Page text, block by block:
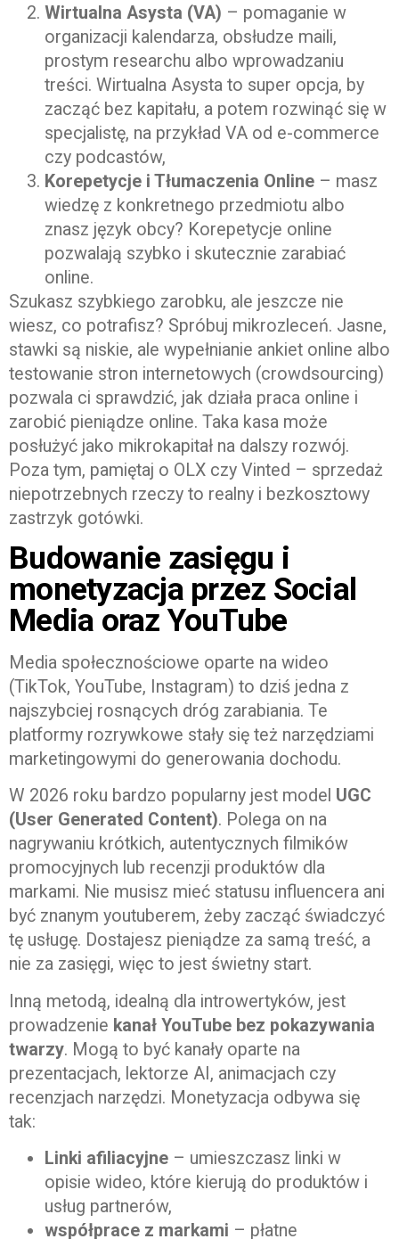
Wirtualna Asysta (VA) – pomaganie w
organizacji kalendarza, obsłudze maili,
prostym researchu albo wprowadzaniu
treści. Wirtualna Asysta to super opcja, by
zacząć bez kapitału, a potem rozwinąć się w
specjalistę, na przykład VA od e-commerce
czy podcastów,
Korepetycje i Tłumaczenia Online – masz
wiedzę z konkretnego przedmiotu albo
znasz język obcy? Korepetycje online
pozwalają szybko i skutecznie zarabiać
online.
Szukasz szybkiego zarobku, ale jeszcze nie
wiesz, co potrafisz? Spróbuj mikrozleceń. Jasne,
stawki są niskie, ale wypełnianie ankiet online albo
testowanie stron internetowych (crowdsourcing)
pozwala ci sprawdzić, jak działa praca online i
zarobić pieniądze online. Taka kasa może
posłużyć jako mikrokapitał na dalszy rozwój.
Poza tym, pamiętaj o OLX czy Vinted – sprzedaż
niepotrzebnych rzeczy to realny i bezkosztowy
zastrzyk gotówki.
Budowanie zasięgu i
monetyzacja przez Social
Media oraz YouTube
Media społecznościowe oparte na wideo
(TikTok, YouTube, Instagram) to dziś jedna z
najszybciej rosnących dróg zarabiania. Te
platformy rozrywkowe stały się też narzędziami
marketingowymi do generowania dochodu.
W 2026 roku bardzo popularny jest model UGC
(User Generated Content). Polega on na
nagrywaniu krótkich, autentycznych filmików
promocyjnych lub recenzji produktów dla
markami. Nie musisz mieć statusu influencera ani
być znanym youtuberem, żeby zacząć świadczyć
tę usługę. Dostajesz pieniądze za samą treść, a
nie za zasięgi, więc to jest świetny start.
Inną metodą, idealną dla introwertyków, jest
prowadzenie kanał YouTube bez pokazywania
twarzy. Mogą to być kanały oparte na
prezentacjach, lektorze AI, animacjach czy
recenzjach narzędzi. Monetyzacja odbywa się
tak:
Linki afiliacyjne – umieszczasz linki w
opisie wideo, które kierują do produktów i
usług partnerów,
współprace z markami – płatne